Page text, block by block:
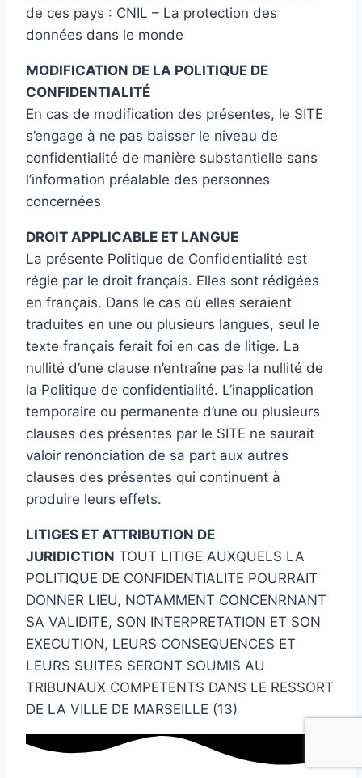
de ces pays : CNIL – La protection des
données dans le monde
MODIFICATION DE LA POLITIQUE DE
CONFIDENTIALITÉ
En cas de modification des présentes, le SITE
s’engage à ne pas baisser le niveau de
confidentialité de manière substantielle sans
l’information préalable des personnes
concernées
DROIT APPLICABLE ET LANGUE
La présente Politique de Confidentialité est
régie par le droit français. Elles sont rédigées
en français. Dans le cas où elles seraient
traduites en une ou plusieurs langues, seul le
texte français ferait foi en cas de litige. La
nullité d’une clause n’entraîne pas la nullité de
la Politique de confidentialité. L’inapplication
temporaire ou permanente d’une ou plusieurs
clauses des présentes par le SITE ne saurait
valoir renonciation de sa part aux autres
clauses des présentes qui continuent à
produire leurs effets.
LITIGES ET ATTRIBUTION DE
JURIDICTION TOUT LITIGE AUXQUELS LA
POLITIQUE DE CONFIDENTIALITE POURRAIT
DONNER LIEU, NOTAMMENT CONCENRNANT
SA VALIDITE, SON INTERPRETATION ET SON
EXECUTION, LEURS CONSEQUENCES ET
LEURS SUITES SERONT SOUMIS AU
TRIBUNAUX COMPETENTS DANS LE RESSORT
DE LA VILLE DE MARSEILLE (13)